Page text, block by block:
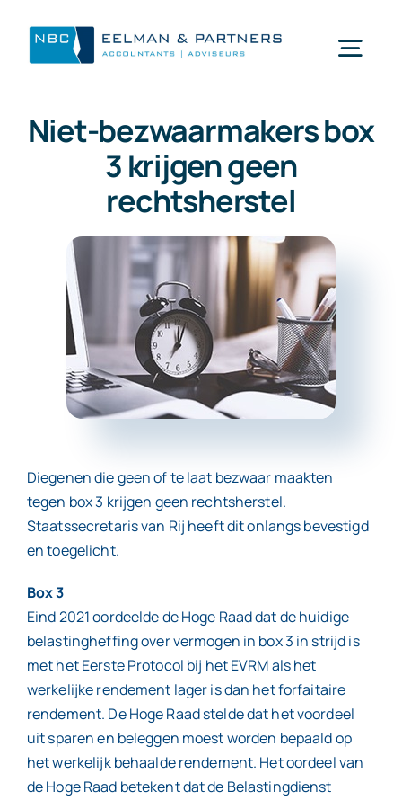
inhoud
Wat doen wij
Wie zijn wij
Mijn NBC Eelman & Partners
Nieuws
Werken bij
Niet-bezwaarmakers box
3 krijgen geen
rechtsherstel
Diegenen die geen of te laat bezwaar maakten
tegen box 3 krijgen geen rechtsherstel.
Staatssecretaris van Rij heeft dit onlangs bevestigd
en toegelicht.
Box 3
Eind 2021 oordeelde de Hoge Raad dat de huidige
belastingheffing over vermogen in box 3 in strijd is
met het Eerste Protocol bij het EVRM als het
werkelijke rendement lager is dan het forfaitaire
rendement. De Hoge Raad stelde dat het voordeel
uit sparen en beleggen moest worden bepaald op
het werkelijk behaalde rendement. Het oordeel van
de Hoge Raad betekent dat de Belastingdienst